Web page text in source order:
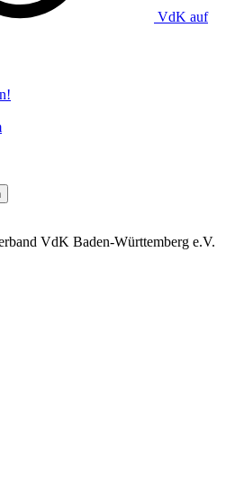
VdK auf
VdK Baden-Württemberg e.V.